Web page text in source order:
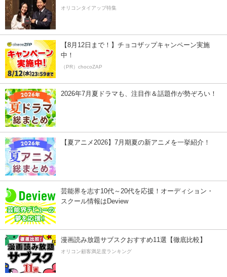
オリコンタイアップ特集
【8月12日まで！】チョコザップキャンペーン実施
中！
（PR）chocoZAP
2026年7月夏ドラマも、注目作＆話題作が勢ぞろい！
【夏アニメ2026】7月期夏の新アニメを一挙紹介！
芸能界を志す10代～20代を応援！オーディション・
スクール情報はDeview
漫画読み放題サブスクおすすめ11選【徹底比較】
オリコン顧客満足度ランキング